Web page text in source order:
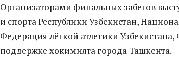
Организаторами финальных забегов
и спорта Республики Узбекистан,
Федерация лёгкой атлетики
поддержке хокимията города Ташкента.